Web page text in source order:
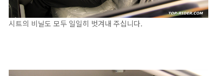
시트의 비닐도 모두 일일히 벗겨내 주십니다.